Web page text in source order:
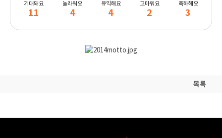
기대돼요
11
놀라워요
4
유익해요
4
고마워요
2
축하해요
3
목록